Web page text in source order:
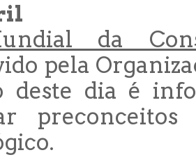
da
pela
deste dia é